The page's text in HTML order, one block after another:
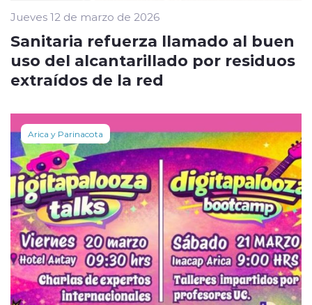
Jueves 12 de marzo de 2026
Sanitaria refuerza llamado al buen
uso del alcantarillado por residuos
extraídos de la red
Arica y Parinacota